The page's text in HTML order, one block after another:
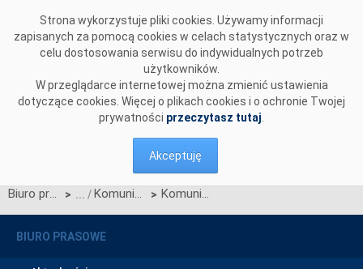
Strona wykorzystuje pliki cookies. Używamy informacji
zapisanych za pomocą cookies w celach statystycznych oraz w
celu dostosowania serwisu do indywidualnych potrzeb
użytkowników.
W przeglądarce internetowej można zmienić ustawienia
dotyczące cookies. Więcej o plikach cookies i o ochronie Twojej
prywatności przeczytasz tutaj
Akceptuję
Biuro prasowe > Komunikaty OSP > Komunikat OSP w sprawie IRiESP - Warunki korzystania, prowadzenia ruchu, eksploatacji i planowania rozwoju sieci
BIURO PRASOWE